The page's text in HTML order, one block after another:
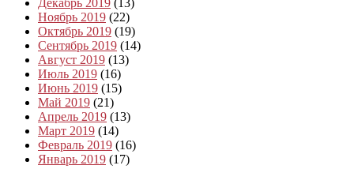
Декабрь 2019 (13)
Ноябрь 2019 (22)
Октябрь 2019 (19)
Сентябрь 2019 (14)
Август 2019 (13)
Июль 2019 (16)
Июнь 2019 (15)
Май 2019 (21)
Апрель 2019 (13)
Март 2019 (14)
Февраль 2019 (16)
Январь 2019 (17)